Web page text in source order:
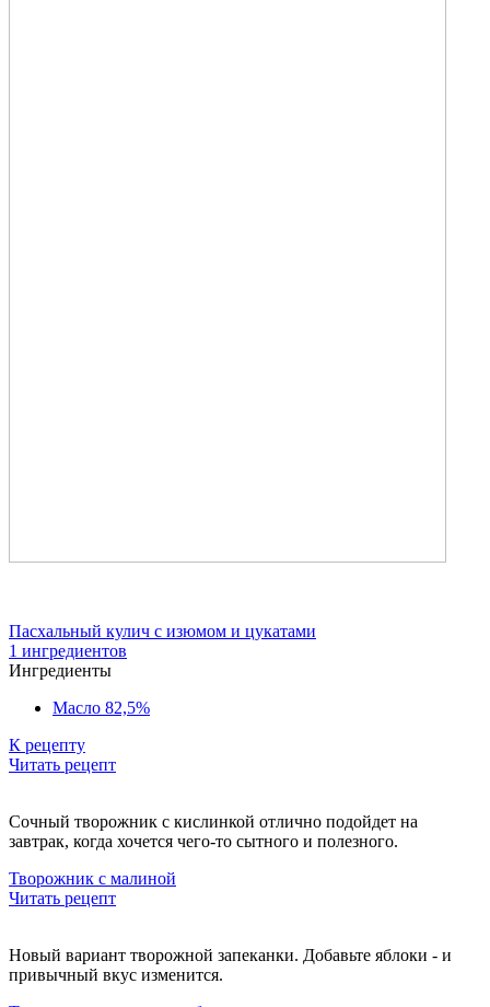
Пасхальный кулич с изюмом и цукатами
1 ингредиентов
Ингредиенты
Масло 82,5%
К рецепту
Читать рецепт
Сочный творожник с кислинкой отлично подойдет на
завтрак, когда хочется чего-то сытного и полезного.
Творожник с малиной
Читать рецепт
Новый вариант творожной запеканки. Добавьте яблоки - и
привычный вкус изменится.